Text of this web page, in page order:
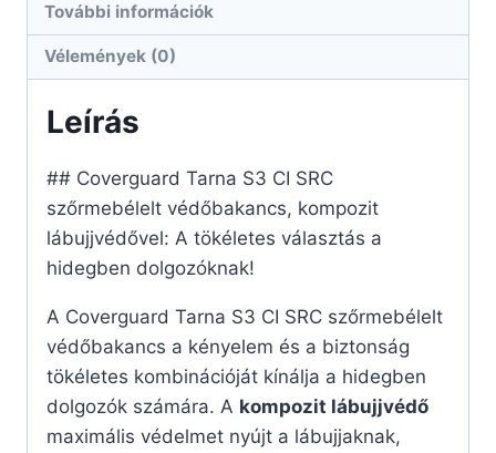
További információk
Vélemények (0)
Leírás
## Coverguard Tarna S3 CI SRC
szőrmebélelt védőbakancs, kompozit
lábujjvédővel: A tökéletes választás a
hidegben dolgozóknak!
A Coverguard Tarna S3 CI SRC szőrmebélelt
védőbakancs a kényelem és a biztonság
tökéletes kombinációját kínálja a hidegben
dolgozók számára. A kompozit lábujjvédő
maximális védelmet nyújt a lábujjaknak,